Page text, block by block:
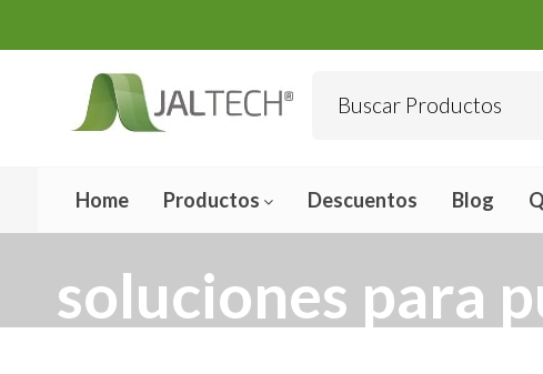
Home Productos Descuentos Blog
soluciones para